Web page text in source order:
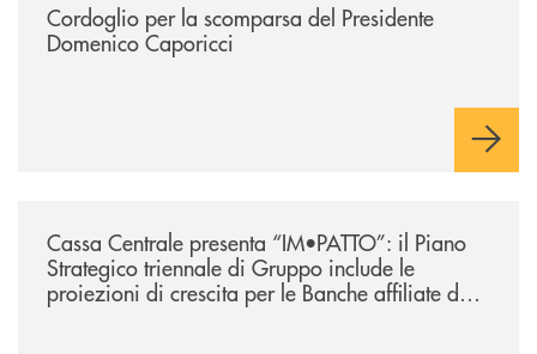
Cordoglio per la scomparsa del Presidente
Domenico Caporicci
Cassa Centrale presenta “IM•PATTO”: il Piano
Strategico triennale di Gruppo include le
proiezioni di crescita per le Banche affiliate del
Lazio